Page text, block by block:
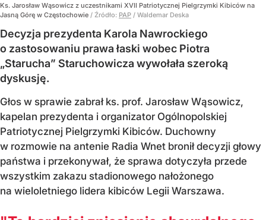
Ks. Jarosław Wąsowicz z uczestnikami XVII Patriotycznej Pielgrzymki Kibiców na
Jasną Górę w Częstochowie / Źródło: PAP / Waldemar Deska
Decyzja prezydenta Karola Nawrockiego
o zastosowaniu prawa łaski wobec Piotra
„Starucha” Staruchowicza wywołała szeroką
dyskusję.
Głos w sprawie zabrał ks. prof. Jarosław Wąsowicz,
kapelan prezydenta i organizator Ogólnopolskiej
Patriotycznej Pielgrzymki Kibiców. Duchowny
w rozmowie na antenie Radia Wnet bronił decyzji głowy
państwa i przekonywał, że sprawa dotyczyła przede
wszystkim zakazu stadionowego nałożonego
na wieloletniego lidera kibiców Legii Warszawa.